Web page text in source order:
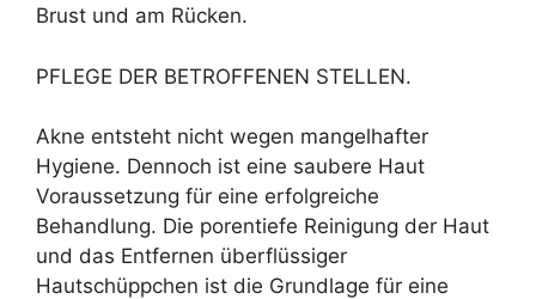
Brust und am Rücken.
PFLEGE DER BETROFFENEN STELLEN.
Akne entsteht nicht wegen mangelhafter
Hygiene. Dennoch ist eine saubere Haut
Voraussetzung für eine erfolgreiche
Behandlung. Die porentiefe Reinigung der Haut
und das Entfernen überflüssiger
Hautschüppchen ist die Grundlage für eine